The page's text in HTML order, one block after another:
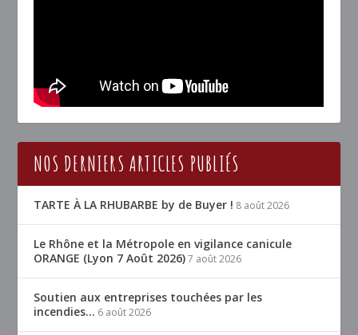
NOS DERNIERS ARTICLES PUBLIÉS
TARTE À LA RHUBARBE by de Buyer ! 8 août 2026
Le Rhône et la Métropole en vigilance canicule
ORANGE (Lyon 7 Août 2026) 7 août 2026
Soutien aux entreprises touchées par les
incendies… 6 août 2026